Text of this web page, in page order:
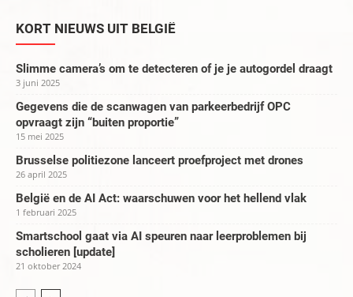
KORT NIEUWS UIT BELGIË
Slimme camera’s om te detecteren of je je autogordel draagt
3 juni 2025
Gegevens die de scanwagen van parkeerbedrijf OPC
opvraagt zijn “buiten proportie”
15 mei 2025
Brusselse politiezone lanceert proefproject met drones
26 april 2025
België en de AI Act: waarschuwen voor het hellend vlak
1 februari 2025
Smartschool gaat via AI speuren naar leerproblemen bij
scholieren [update]
21 oktober 2024